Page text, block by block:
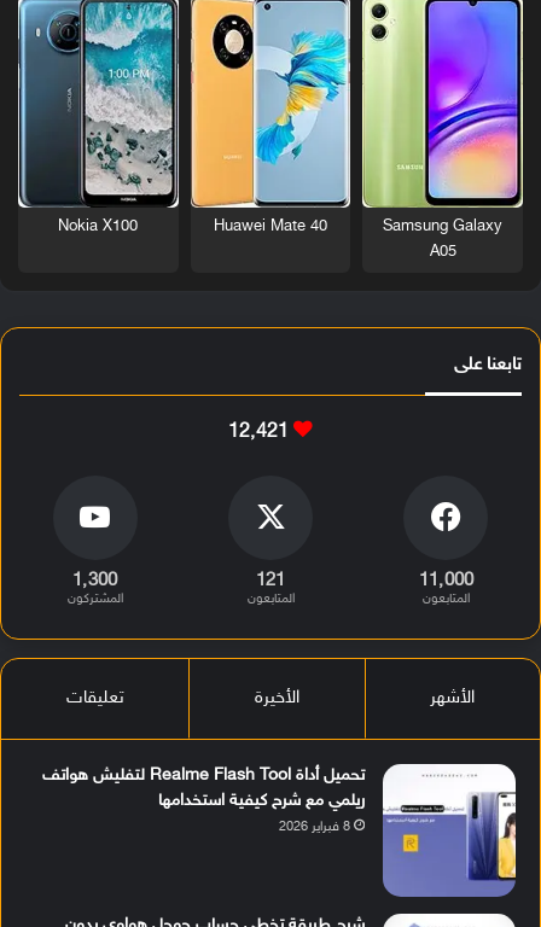
Samsung Galaxy
A05
Huawei Mate 40
Nokia X100
تابعنا على
12٬421
11٬000
المتابعون
121
المتابعون
1٬300
المشتركون
الأشهر الأخيرة تعليقات
تحميل أداة Realme Flash Tool لتفليش هواتف
ريلمي مع شرح كيفية استخدامها
8 فبراير 2026